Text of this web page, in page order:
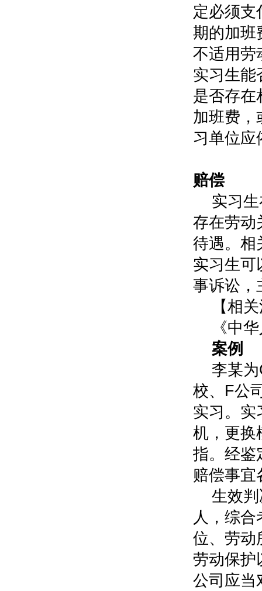
定必须支
期的加班
不适用劳
实习生能
是否存在
加班费，
习单位应
赔偿
实习
存在劳动
待遇。相
实习生可
事诉讼，
【相
《中
案例
李某
校、F公
实习。实
机，更换
指。经鉴
赔偿事宜
生效
人，综
位、劳动
劳动保护
公司应当